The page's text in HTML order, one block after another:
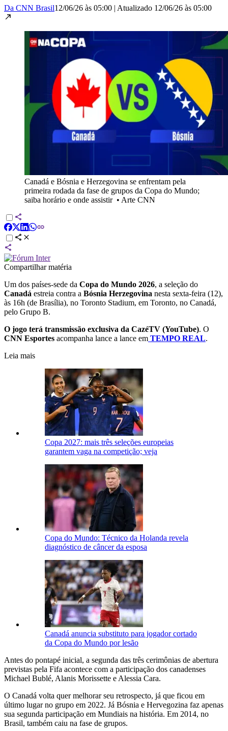
Da CNN Brasil12/06/26 às 05:00 | Atualizado 12/06/26 às 05:00
Canadá e Bósnia e Herzegovina se enfrentam pela
primeira rodada da fase de grupos da Copa do Mundo;
saiba horário e onde assistir• Arte CNN
Compartilhar matéria
Um dos países-sede da Copa do Mundo 2026, a seleção do
Canadá estreia contra a Bósnia Herzegovina nesta sexta-feira (12),
às 16h (de Brasília), no Toronto Stadium, em Toronto, no Canadá,
pelo Grupo B.
O jogo terá transmissão exclusiva da CazéTV (YouTube). O
CNN Esportes acompanha lance a lance em TEMPO REAL.
Leia mais
Copa 2027: mais três seleções europeias
garantem vaga na competição; veja
Copa do Mundo: Técnico da Holanda revela
diagnóstico de câncer da esposa
Canadá anuncia substituto para jogador cortado
da Copa do Mundo por lesão
Antes do pontapé inicial, a segunda das três cerimônias de abertura
previstas pela Fifa acontece com a participação dos canadenses
Michael Bublé, Alanis Morissette e Alessia Cara.
O Canadá volta quer melhorar seu retrospecto, já que ficou em
último lugar no grupo em 2022. Já Bósnia e Hervegozina faz apenas
sua segunda participação em Mundiais na história. Em 2014, no
Brasil, também caiu na fase de grupos.